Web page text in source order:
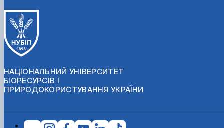
НАЦІОНАЛЬНИЙ УНІВЕРСИТЕТ
БІОРЕСУРСІВ І
ПРИРОДОКОРИСТУВАННЯ УКРАЇНИ